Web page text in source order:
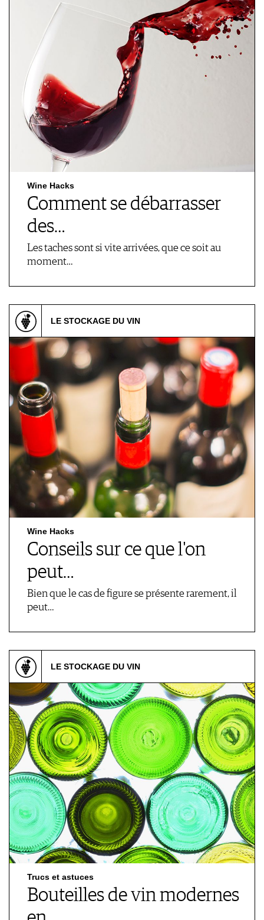
Wine Hacks
Comment se débarrasser
des…
Les taches sont si vite arrivées, que ce soit au
moment…
LE STOCKAGE DU VIN
Wine Hacks
Conseils sur ce que l'on
peut…
Bien que le cas de figure se présente rarement, il
peut…
LE STOCKAGE DU VIN
Trucs et astuces
Bouteilles de vin modernes